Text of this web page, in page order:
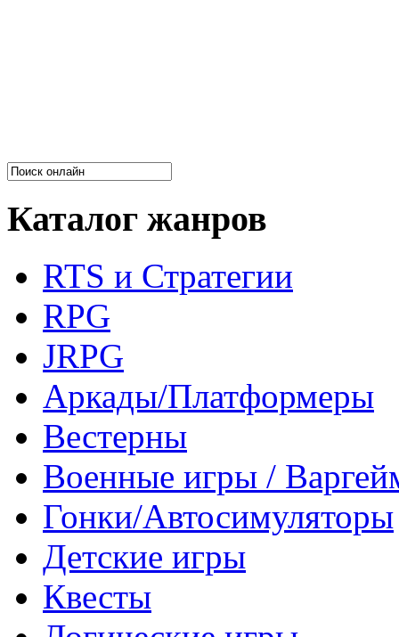
Каталог жанров
RTS и Стратегии
RPG
JRPG
Аркады/Платформеры
Вестерны
Военные игры /
Гонки/Автосимуляторы
Детские игры
Квесты